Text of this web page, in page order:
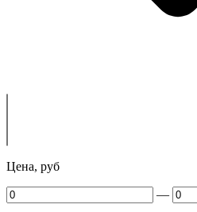
Цена, руб
—